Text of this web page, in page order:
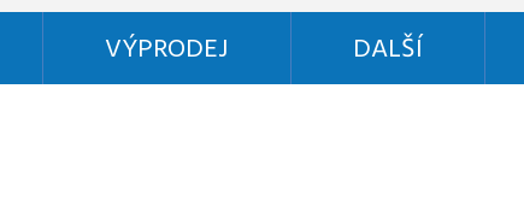
VÝPRODEJ DALŠÍ